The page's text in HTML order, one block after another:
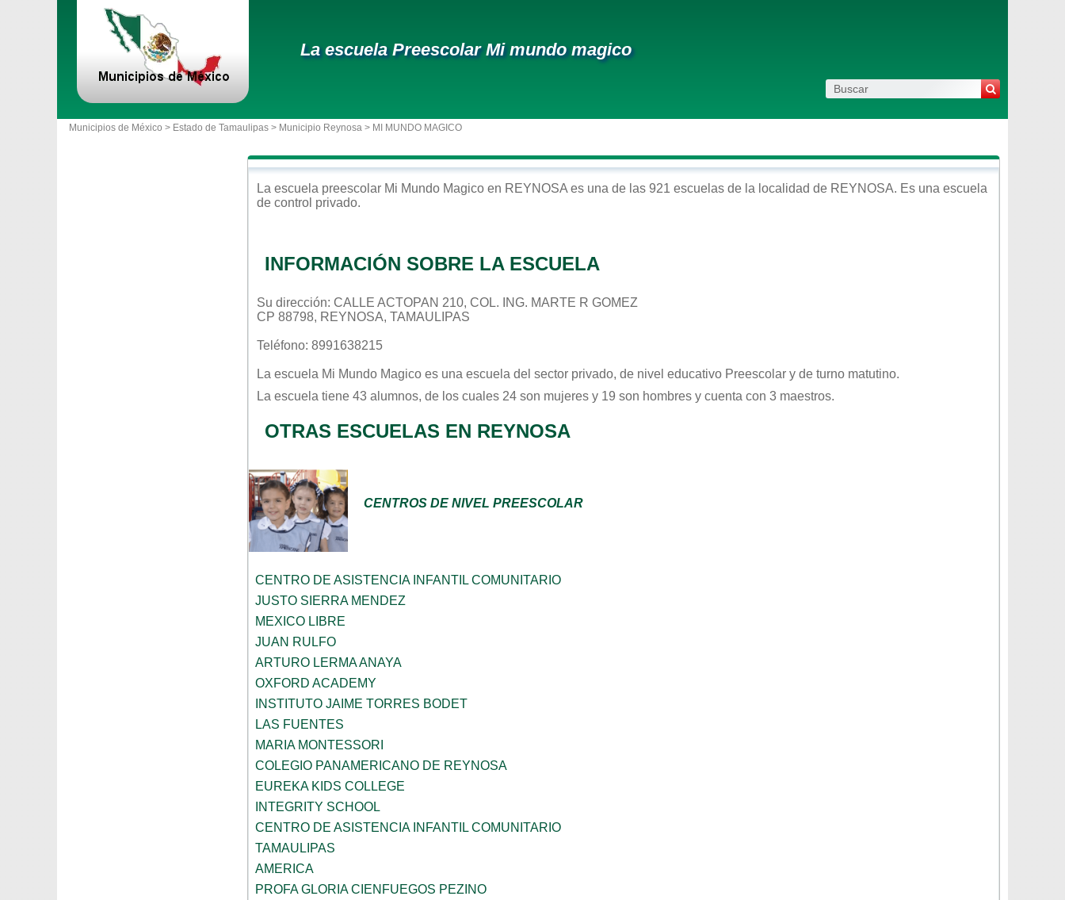
La escuela Preescolar Mi mundo magico
Municipios de México > Estado de Tamaulipas > Municipio Reynosa > MI MUNDO MAGICO
La escuela preescolar Mi Mundo Magico en REYNOSA es una de las 921 escuelas de la localidad de REYNOSA. Es una escuela
de control privado.
INFORMACIÓN SOBRE LA ESCUELA
Su dirección: CALLE ACTOPAN 210, COL. ING. MARTE R GOMEZ
CP 88798, REYNOSA, TAMAULIPAS
Teléfono: 8991638215
La escuela Mi Mundo Magico es una escuela del sector privado, de nivel educativo Preescolar y de turno matutino.
La escuela tiene 43 alumnos, de los cuales 24 son mujeres y 19 son hombres y cuenta con 3 maestros.
OTRAS ESCUELAS EN REYNOSA
CENTROS DE NIVEL PREESCOLAR
CENTRO DE ASISTENCIA INFANTIL COMUNITARIO
JUSTO SIERRA MENDEZ
MEXICO LIBRE
JUAN RULFO
ARTURO LERMA ANAYA
OXFORD ACADEMY
INSTITUTO JAIME TORRES BODET
LAS FUENTES
MARIA MONTESSORI
COLEGIO PANAMERICANO DE REYNOSA
EUREKA KIDS COLLEGE
INTEGRITY SCHOOL
CENTRO DE ASISTENCIA INFANTIL COMUNITARIO
TAMAULIPAS
AMERICA
PROFA GLORIA CIENFUEGOS PEZINO